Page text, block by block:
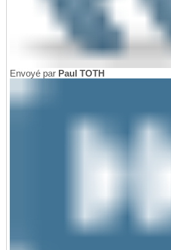
Envoyé par Paul TOTH